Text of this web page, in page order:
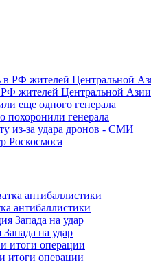
жителей Центральной Азии
еще одного генерала
похоронили генерала
из-за удара дронов - СМИ
Роскосмоса
антибаллистики
на удар
итоги операции